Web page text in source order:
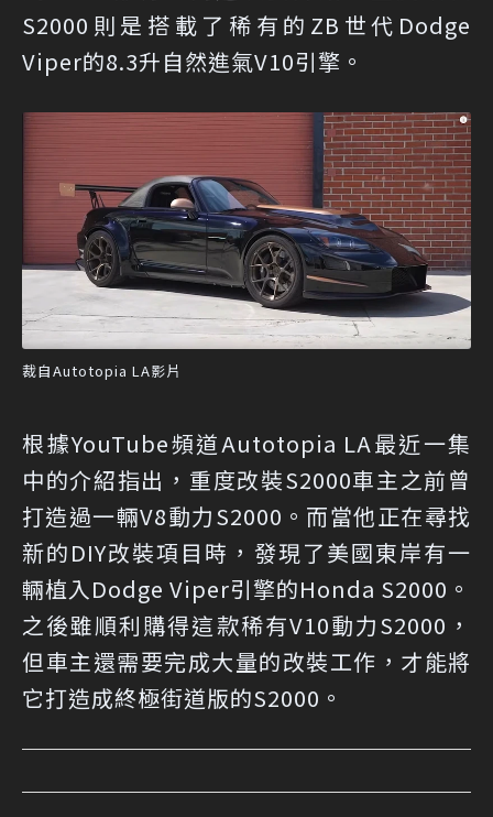
S2000則是搭載了稀有的ZB世代Dodge
Viper的8.3升自然進氣V10引擎。
裁自Autotopia LA影片
根據YouTube頻道Autotopia LA最近一集
中的介紹指出，重度改裝S2000車主之前曾
打造過一輛V8動力S2000。而當他正在尋找
新的DIY改裝項目時，發現了美國東岸有一
輛植入Dodge Viper引擎的Honda S2000。
之後雖順利購得這款稀有V10動力S2000，
但車主還需要完成大量的改裝工作，才能將
它打造成終極街道版的S2000。